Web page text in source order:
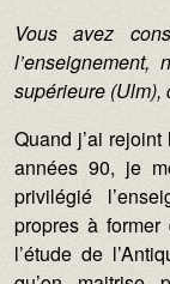
Vous avez
l’enseignement,
supérieure (Ulm),
Quand j’ai
années 90, je
privilégié
propres à
l’étude de